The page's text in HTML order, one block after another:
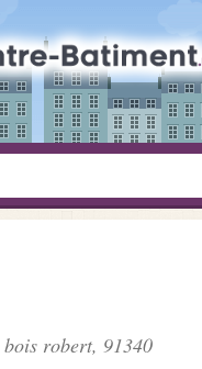
bois robert, 91340